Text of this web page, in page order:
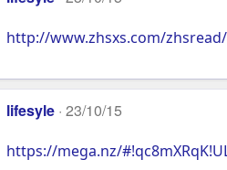
http://www.zhsxs.com/
lifesyle 23/10/15
https://mega.nz/